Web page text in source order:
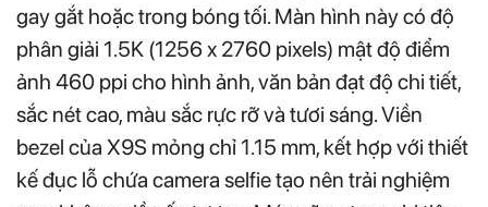
gay gắt hoặc trong bóng tối. Màn hình này có độ
phân giải 1.5K (1256 x 2760 pixels) mật độ điểm
ảnh 460 ppi cho hình ảnh, văn bản đạt độ chi tiết,
sắc nét cao, màu sắc rực rỡ và tươi sáng. Viền
bezel của X9S mỏng chỉ 1.15 mm, kết hợp với thiết
kế đục lỗ chứa camera selfie tạo nên trải nghiệm